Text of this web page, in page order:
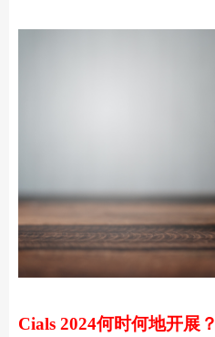
Cials 2024何时何地开展？